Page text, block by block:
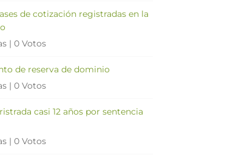
de cotización registradas en la
| 0 Votos
de reserva de dominio
| 0 Votos
casi 12 años por sentencia
| 0 Votos